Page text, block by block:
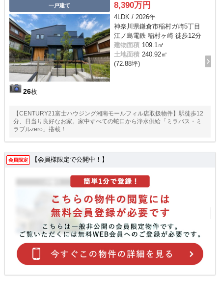
一戸建て
26枚
8,390万円
4LDK / 2026年
神奈川県鎌倉市稲村ガ崎5丁目
江ノ島電鉄 稲村ヶ崎 徒歩12分
建物面積 109.1㎡
土地面積 240.92㎡
(72.88坪)
【CENTURY21富士ハウジング湘南モールフィル店取扱物件】駅徒歩12
分、日当り良好なお家。家中すべての蛇口から浄水供給「ミラバス・ミ
ラブルzero」搭載！
会員限定 【会員様限定で公開中！】